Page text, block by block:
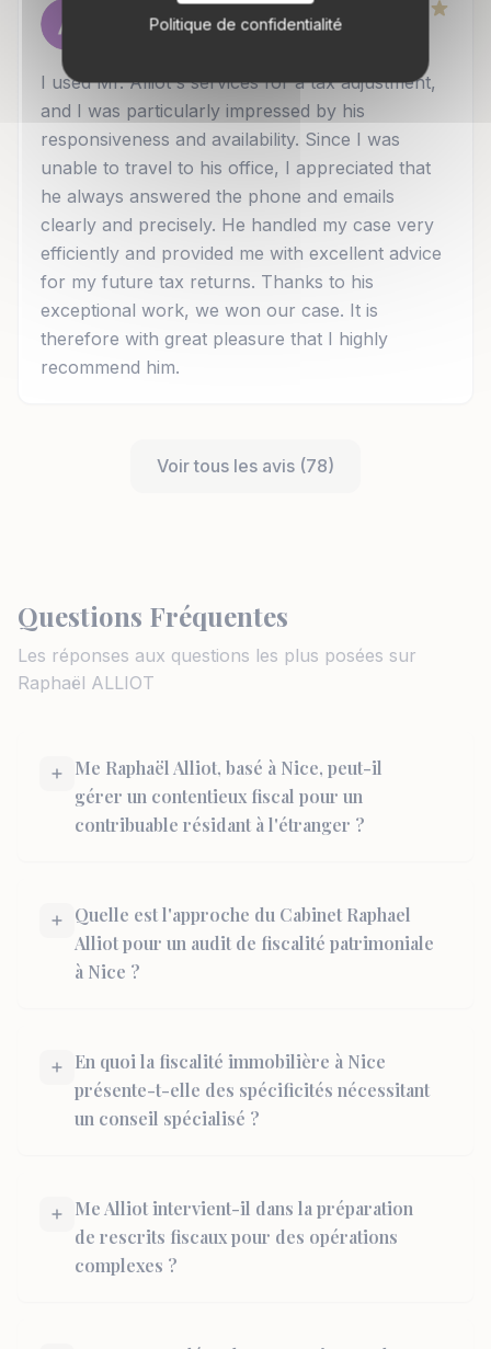
Aicha MBOW
3 octobre 2025
I used Mr. Alliot's services for a tax adjustment,
and I was particularly impressed by his
responsiveness and availability. Since I was
unable to travel to his office, I appreciated that
he always answered the phone and emails
clearly and precisely. He handled my case very
efficiently and provided me with excellent advice
for my future tax returns. Thanks to his
exceptional work, we won our case. It is
therefore with great pleasure that I highly
recommend him.
Voir tous les avis (78)
Questions Fréquentes
Les réponses aux questions les plus posées sur
Raphaël ALLIOT
Me Raphaël Alliot, basé à Nice, peut-il
gérer un contentieux fiscal pour un
contribuable résidant à l'étranger ?
Quelle est l'approche du Cabinet Raphael
Alliot pour un audit de fiscalité patrimoniale
à Nice ?
En quoi la fiscalité immobilière à Nice
présente-t-elle des spécificités nécessitant
un conseil spécialisé ?
Me Alliot intervient-il dans la préparation
de rescrits fiscaux pour des opérations
complexes ?
Politique de confidentialité